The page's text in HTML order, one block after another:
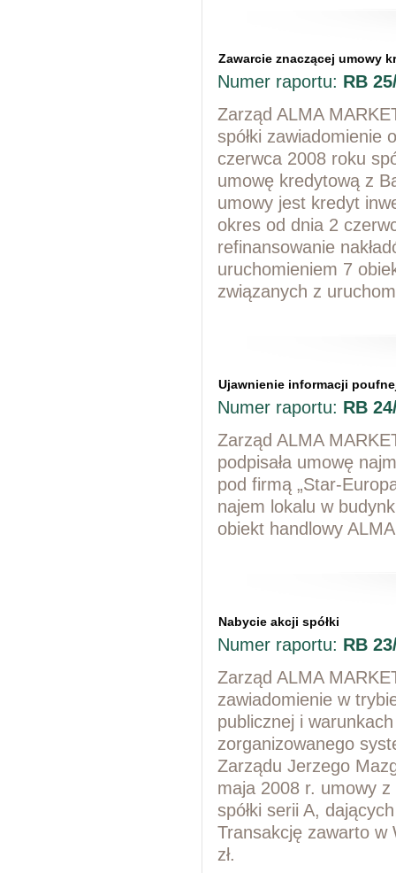
Zawarcie znaczącej umowy
Numer raportu: RB
Zarząd ALMA
spółki zawiadomienie
czerwca 2008 roku
umowę kredytową z
umowy jest kredyt
okres od dnia 2
refinansowanie
uruchomieniem 7
związanych z
Ujawnienie informacji
Numer raportu: RB
Zarząd ALMA
podpisała umowę
pod firmą „Star-
najem lokalu w
obiekt handlowy
Nabycie akcji spółki
Numer raportu: RB
Zarząd ALMA
zawiadomienie w
publicznej i
zorganizowanego
Zarządu Jerzego
maja 2008 r. umowy
spółki serii A,
Transakcję zawarto w
zł.